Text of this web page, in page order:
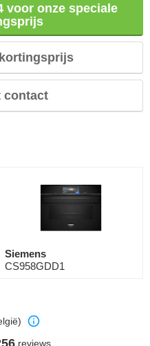
voor onze speciale
contact
Siemens
CS958GDD1
reviews